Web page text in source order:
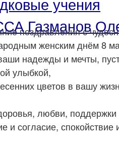
Газманов
поздравления с
женским днём 8
надежды и мечты,
улыбкой,
цветов в вашу
любви, поддержки
и согласие, спокойствие